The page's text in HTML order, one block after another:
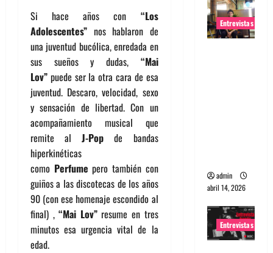
Si hace años con “Los
Adolescentes” nos hablaron de
una juventud bucólica, enredada en
sus sueños y dudas, “Mai
Lov” puede ser la otra cara de esa
juventud. Descaro, velocidad, sexo
y sensación de libertad. Con un
acompañamiento musical que
remite alJ-Pop de bandas
hiperkinéticas
como Perfumepero también con
guiños a las discotecas de los años
90 (con ese homenaje escondido al
final) ,“Mai Lov”resume en tres
minutos esa urgencia vital de la
edad.
Entrevistas
admin
abril 14, 2026
Entrevistas